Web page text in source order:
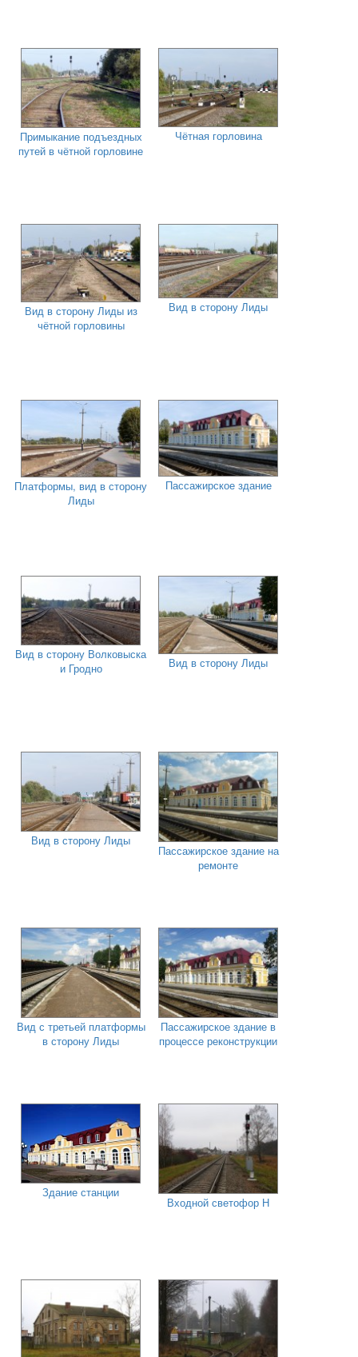
Примыкание подъездных
путей в чётной горловине
Чётная горловина
Вид в сторону Лиды из
чётной горловины
Вид в сторону Лиды
Платформы, вид в сторону
Лиды
Пассажирское здание
Вид в сторону Волковыска
и Гродно
Вид в сторону Лиды
Вид в сторону Лиды
Пассажирское здание на
ремонте
Вид с третьей платформы
в сторону Лиды
Пассажирское здание в
процессе реконструкции
Здание станции
Входной светофор Н